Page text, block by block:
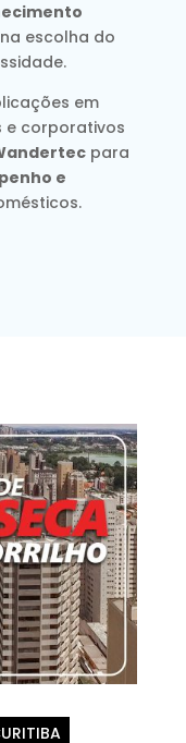
escolha do
em
e corporativos
para
e